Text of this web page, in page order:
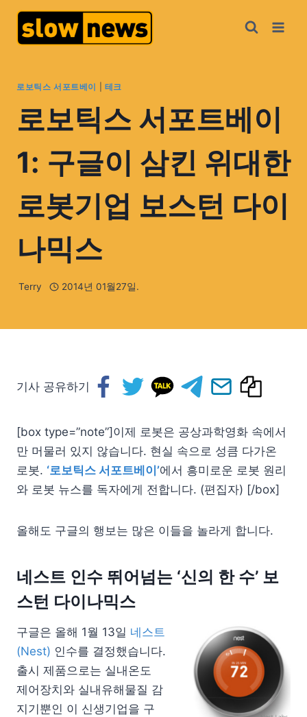
로보틱스 서포트베이 테크
로보틱스 서포트베이
1: 구글이 삼킨 위대한
로봇기업 보스턴 다이
나믹스
Terry 2014년 01월27일.
기사 공유하기
[box type=”note”]이제 로봇은 공상과학영화 속에서
만 머물러 있지 않습니다. 현실 속으로 성큼 다가온
로봇. ‘로보틱스 서포트베이’에서 흥미로운 로봇 원리
와 로봇 뉴스를 독자에게 전합니다. (편집자) [/box]
올해도 구글의 행보는 많은 이들을 놀라게 합니다.
네스트 인수 뛰어넘는 ‘신의 한 수’ 보
스턴 다이나믹스
구글은 올해 1월 13일 네스트
(Nest) 인수를 결정했습니다.
출시 제품으로는 실내온도
제어장치와 실내유해물질 감
지기뿐인 이 신생기업을 구